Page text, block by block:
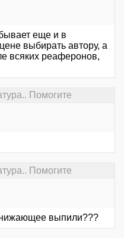
еще и в
выбирать автору, а
всяких реаферонов,
Помогите
Помогите
выпили???